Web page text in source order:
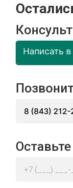
Написать в
8 (843)